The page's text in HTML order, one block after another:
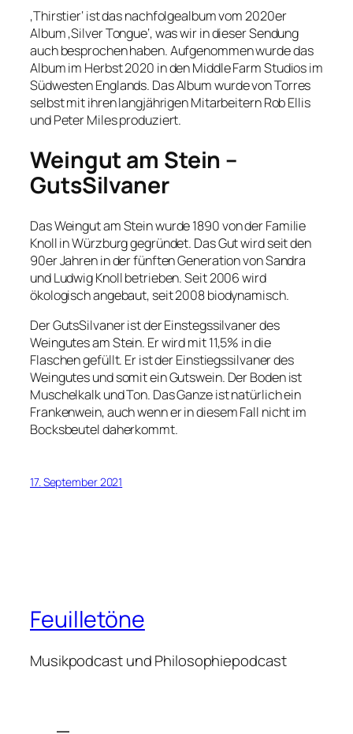
‚Thirstier‘ ist das nachfolgealbum vom 2020er
Album ‚Silver Tongue‘, was wir in dieser Sendung
auch besprochen haben. Aufgenommen wurde das
Album im Herbst 2020 in den Middle Farm Studios im
Südwesten Englands. Das Album wurde von Torres
selbst mit ihren langjährigen Mitarbeitern Rob Ellis
und Peter Miles produziert.
Weingut am Stein –
GutsSilvaner
Das Weingut am Stein wurde 1890 von der Familie
Knoll in Würzburg gegründet. Das Gut wird seit den
90er Jahren in der fünften Generation von Sandra
und Ludwig Knoll betrieben. Seit 2006 wird
ökologisch angebaut, seit 2008 biodynamisch.
Der GutsSilvaner ist der Einstegssilvaner des
Weingutes am Stein. Er wird mit 11,5% in die
Flaschen gefüllt. Er ist der Einstiegssilvaner des
Weingutes und somit ein Gutswein. Der Boden ist
Muschelkalk und Ton. Das Ganze ist natürlich ein
Frankenwein, auch wenn er in diesem Fall nicht im
Bocksbeutel daherkommt.
17. September 2021
Feuilletöne
Musikpodcast und Philosophiepodcast